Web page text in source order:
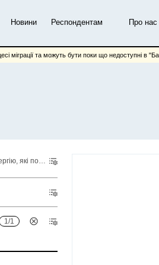
Новини Респондентам Про нас
міграції та можуть бути поки що недоступні в
Ціни на природний газ та електроенергію, які постачаються споживачам
1/1